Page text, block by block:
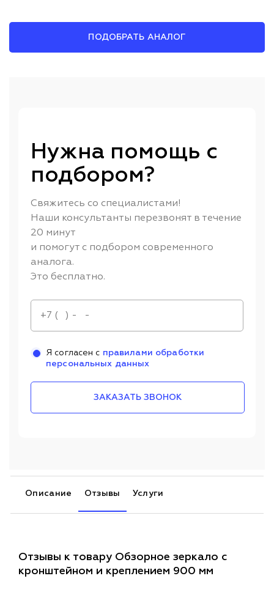
ПОДОБРАТЬ АНАЛОГ
Нужна помощь с
подбором?
Свяжитесь со специалистами!
Наши консультанты перезвонят в течение
20 минут
и помогут с подбором современного
аналога.
Это бесплатно.
Я согласен с правилами обработки
персональных данных
ЗАКАЗАТЬ ЗВОНОК
Описание Отзывы Услуги
Отзывы к товару Обзорное зеркало с
кронштейном и креплением 900 мм